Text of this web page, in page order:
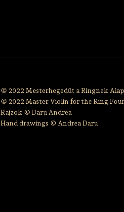
© 2022 Mesterhegedűt a Ringnek
© 2022 Master Violin for the Ring
Rajzok © Daru Andrea
Hand drawings © Andrea Daru